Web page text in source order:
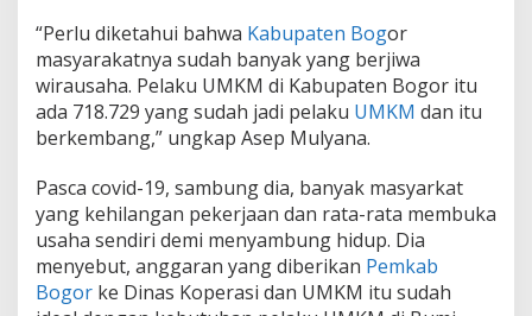
“Perlu diketahui bahwa Kabupaten Bogor
masyarakatnya sudah banyak yang berjiwa
wirausaha. Pelaku UMKM di Kabupaten Bogor itu
ada 718.729 yang sudah jadi pelaku UMKM dan itu
berkembang,” ungkap Asep Mulyana.
Pasca covid-19, sambung dia, banyak masyarkat
yang kehilangan pekerjaan dan rata-rata membuka
usaha sendiri demi menyambung hidup. Dia
menyebut, anggaran yang diberikan Pemkab
Bogor ke Dinas Koperasi dan UMKM itu sudah